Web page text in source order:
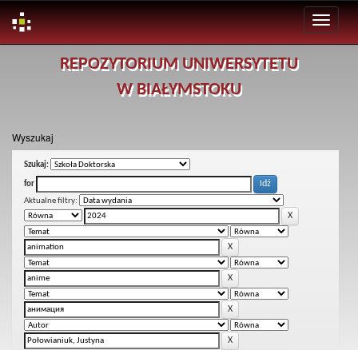
REPOZYTORIUM UNIWERSYTETU
W BIAŁYMSTOKU
Wyszukaj
Szukaj:
for
Aktualne filtry: